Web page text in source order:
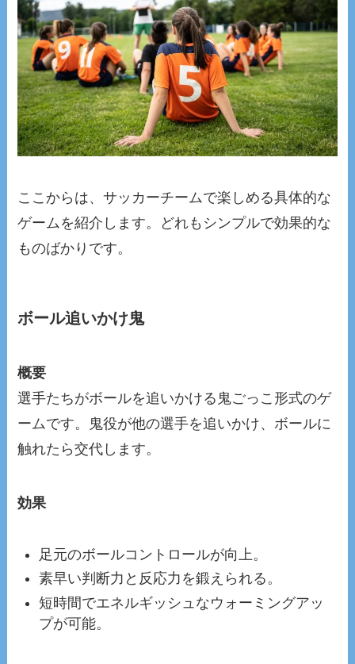
ここからは、サッカーチームで楽しめる具体的な
ゲームを紹介します。どれもシンプルで効果的な
ものばかりです。
ボール追いかけ鬼
概要
選手たちがボールを追いかける鬼ごっこ形式のゲ
ームです。鬼役が他の選手を追いかけ、ボールに
触れたら交代します。
効果
足元のボールコントロールが向上。
素早い判断力と反応力を鍛えられる。
短時間でエネルギッシュなウォーミングアッ
プが可能。